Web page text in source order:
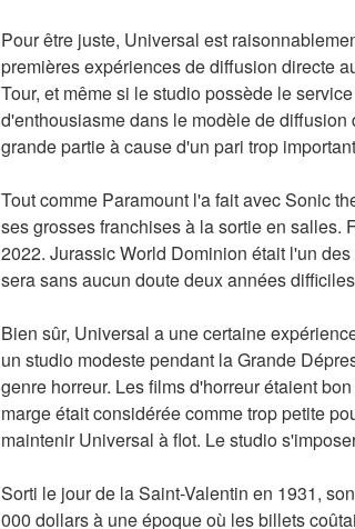
Pour être juste, Universal est
premières expériences de diffusion directe
Tour, et même si le studio possède le
d'enthousiasme dans le modèle de
grande partie à cause d'un pari trop
Tout comme Paramount l'a fait avec Sonic
ses grosses franchises à la sortie en salles.
2022. Jurassic World Dominion était l'un
sera sans aucun doute deux années
Bien sûr, Universal a une certaine
un studio modeste pendant la Grande
genre horreur. Les films d'horreur étaient
marge était considérée comme trop petite
maintenir Universal à flot. Le studio
Sorti le jour de la Saint-Valentin en 1931,
000 dollars à une époque où les billets